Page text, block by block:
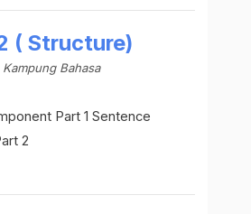
( Structure)
Bahasa
Part 1 Sentence
2